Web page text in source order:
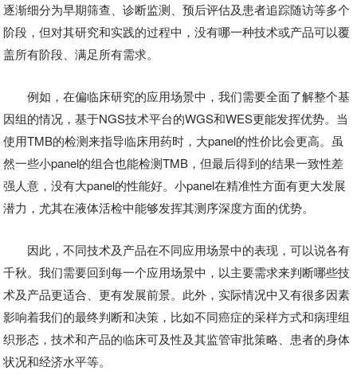
逐渐细分为早期筛查、诊断监测、预后评估及患者追踪随访等多个
阶段，但对其研究和实践的过程中，没有哪一种技术或产品可以覆
盖所有阶段、满足所有需求。
例如，在偏临床研究的应用场景中，我们需要全面了解整个基
因组的情况，基于NGS技术平台的WGS和WES更能发挥优势。当
使用TMB的检测来指导临床用药时，大panel的性价比会更高。虽
然一些小panel的组合也能检测TMB，但最后得到的结果一致性差
强人意，没有大panel的性能好。小panel在精准性方面有更大发展
潜力，尤其在液体活检中能够发挥其测序深度方面的优势。
因此，不同技术及产品在不同应用场景中的表现，可以说各有
千秋。我们需要回到每一个应用场景中，以主要需求来判断哪些技
术及产品更适合、更有发展前景。此外，实际情况中又有很多因素
影响着我们的最终判断和决策，比如不同癌症的采样方式和病理组
织形态，技术和产品的临床可及性及其监管审批策略、患者的身体
状况和经济水平等。